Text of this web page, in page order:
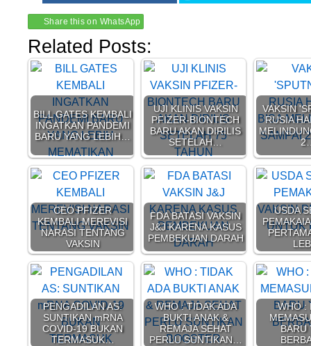
Share this on WhatsApp
Related Posts:
BILL GATES KEMBALI
INGATKAN PANDEMI
BARU YANG LEBIH…
UJI KLINIS VAKSIN
PFIZER-BIONTECH
BARU AKAN DIRILIS
SETELAH…
VAKSIN
RUSIA
CEO PFIZER
KEMBALI MEREVISI
NARASI TENTANG
VAKSIN
FDA BATASI VAKSIN
J&J KARENA KASUS
PEMBEKUAN DARAH
USDA
PENGADILAN AS:
SUNTIKAN mRNA
COVID-19 BUKAN
TERMASUK…
WHO : TIDAK ADA
BUKTI ANAK &
REMAJA SEHAT
PERLU SUNTIKAN…
WHO :
BARU